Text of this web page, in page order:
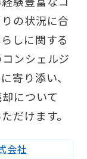
の状況に合
しに関する
ンシェルジ
寄り添い、
について
だけます。
会社